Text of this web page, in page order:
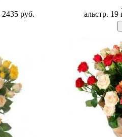
2435 руб.
альстр.